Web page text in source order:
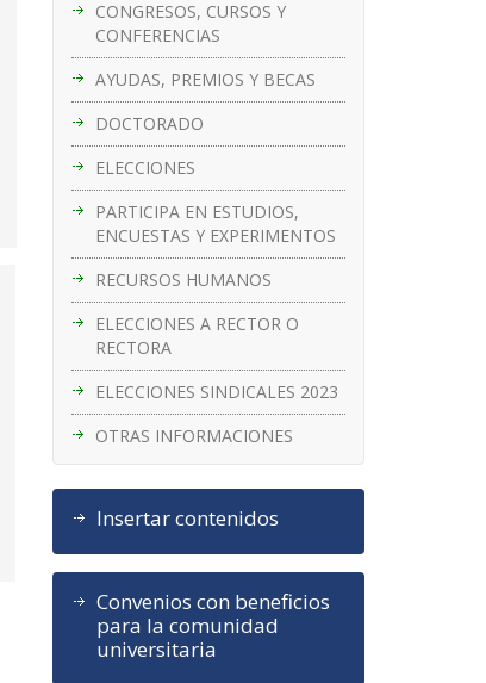
CONGRESOS, CURSOS Y
CONFERENCIAS
AYUDAS, PREMIOS Y BECAS
DOCTORADO
ELECCIONES
PARTICIPA EN ESTUDIOS,
ENCUESTAS Y EXPERIMENTOS
RECURSOS HUMANOS
ELECCIONES A RECTOR O
RECTORA
ELECCIONES SINDICALES 2023
OTRAS INFORMACIONES
Insertar contenidos
Convenios con beneficios
para la comunidad
universitaria